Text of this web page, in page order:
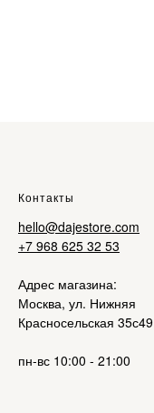
Контакты
hello@dajestore.com
+7 968 625 32 53
Адрес магазина:
Москва, ул. Нижняя
Красносельская 35с49
пн-вс 10:00 - 21:00